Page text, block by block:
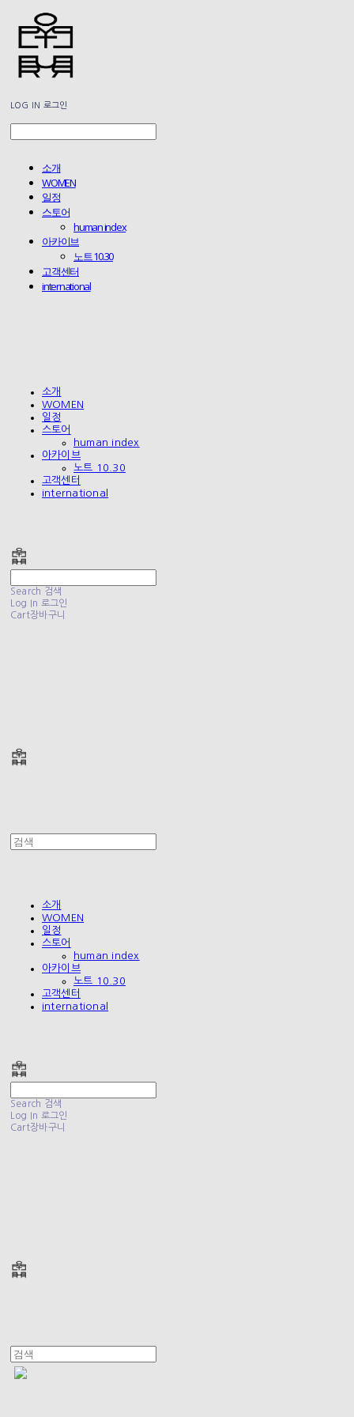
LOG IN 로그인
소개
WOMEN
일정
스토어
human index
아카이브
노트 10.30
고객센터
international
소개
WOMEN
일정
스토어
human index
아카이브
노트 10.30
고객센터
international
Search 검색
Log In 로그인
Cart장바구니
소개
WOMEN
일정
스토어
human index
아카이브
노트 10.30
고객센터
international
Search 검색
Log In 로그인
Cart장바구니